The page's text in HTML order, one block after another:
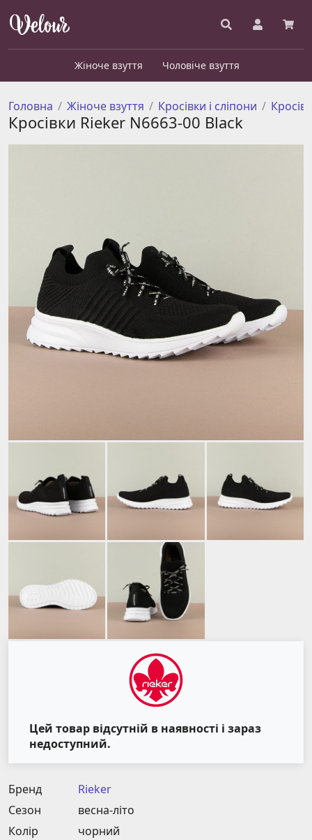
Жіноче взуття Чоловіче взуття
Головна Жіноче взуття Кросівки і сліпони
Кросівки Rieker N6663-00 Black
Цей товар відсутній в наявності і зараз
недоступний.
Бренд
Rieker
Сезон
весна-літо
Колір
чорний